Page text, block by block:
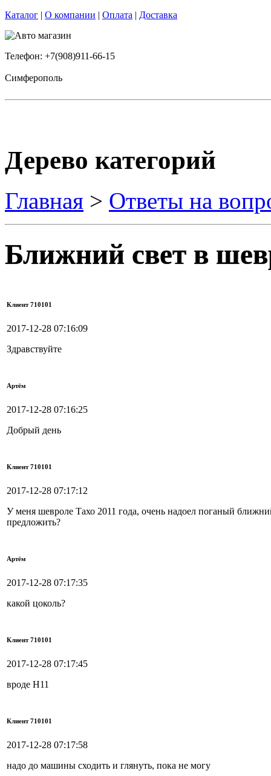
Каталог | О компании | Оплата | Доставка
Телефон: +7(908)911-66-15
Симферополь
Дерево категорий
Главная > Ответы на
Ближний свет в
Клиент 710101
2017-12-28 07:16:09
Здравствуйте
Артём
2017-12-28 07:16:25
Добрый день
Клиент 710101
2017-12-28 07:17:12
У меня шевроле Тахо 2011 года, очень надоел поганый
предложить?
Артём
2017-12-28 07:17:35
какой цоколь?
Клиент 710101
2017-12-28 07:17:45
вроде H11
Клиент 710101
2017-12-28 07:17:58
надо до машины сходить и глянуть, пока не могу